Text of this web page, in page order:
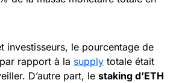
investisseurs, le pourcentage de
rapport à la supply totale était
D’autre part, le staking d’ETH